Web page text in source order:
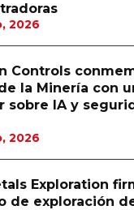
2026
Controls
la Minería con
sobre IA y
2026
Exploration
de exploración